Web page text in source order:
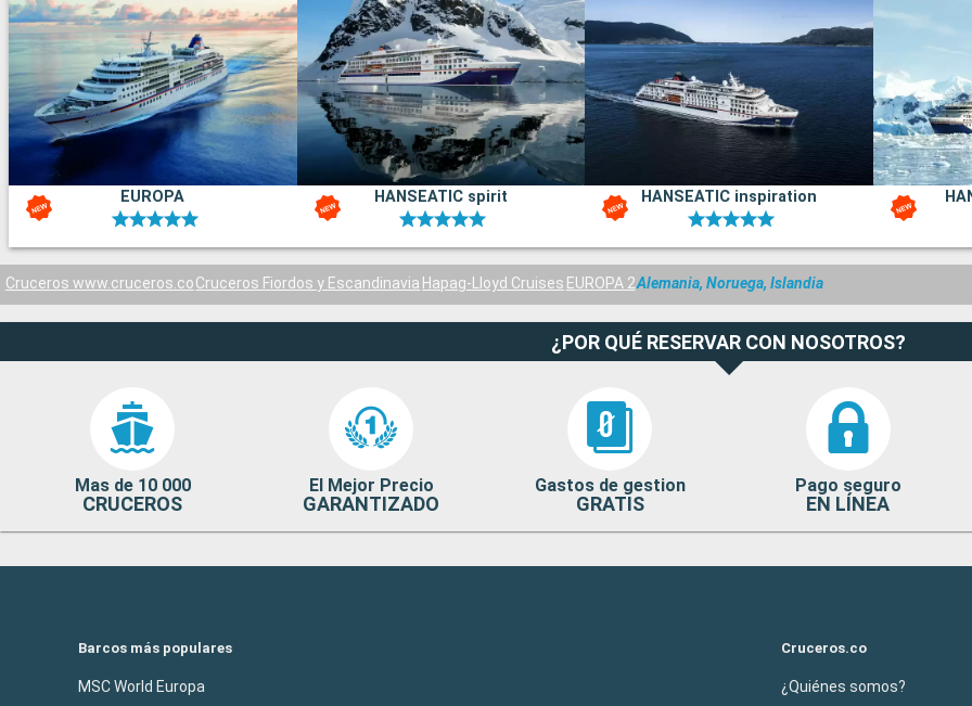
EUROPA HANSEATIC spirit HANSEATIC inspiration
Cruceros www.cruceros.coCruceros Fiordos y Escandinavia Hapag-Lloyd Cruises EUROPA 2Alemania, Noruega, Islandia
¿POR QUÉ RESERVAR CON NOSOTROS?
Mas de 10 000
CRUCEROS
El Mejor Precio
GARANTIZADO
Gastos de gestion
GRATIS
Pago seguro
EN LÍNEA
Barcos más populares
MSC World Europa
Cruceros.co
¿Quiénes somos?